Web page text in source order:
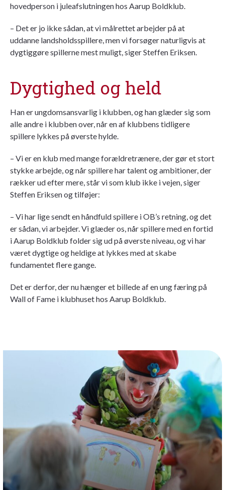
hovedperson i juleafslutningen hos Aarup Boldklub.
– Det er jo ikke sådan, at vi målrettet arbejder på at
uddanne landsholdsspillere, men vi forsøger naturligvis at
dygtiggøre spillerne mest muligt, siger Steffen Eriksen.
Dygtighed og held
Han er ungdomsansvarlig i klubben, og han glæder sig som
alle andre i klubben over, når en af klubbens tidligere
spillere lykkes på øverste hylde.
– Vi er en klub med mange forældretrænere, der gør et stort
stykke arbejde, og når spillere har talent og ambitioner, der
rækker ud efter mere, står vi som klub ikke i vejen, siger
Steffen Eriksen og tilføjer:
– Vi har lige sendt en håndfuld spillere i OB’s retning, og det
er sådan, vi arbejder. Vi glæder os, når spillere med en fortid
i Aarup Boldklub folder sig ud på øverste niveau, og vi har
været dygtige og heldige at lykkes med at skabe
fundamentet flere gange.
Det er derfor, der nu hænger et billede af en ung færing på
Wall of Fame i klubhuset hos Aarup Boldklub.